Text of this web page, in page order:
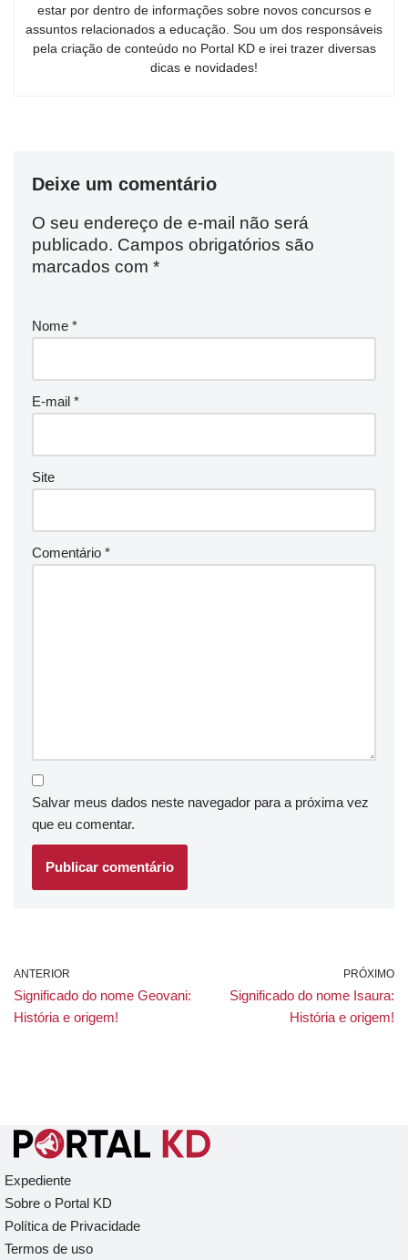
estar por dentro de informações sobre novos concursos e
assuntos relacionados a educação. Sou um dos responsáveis
pela criação de conteúdo no Portal KD e irei trazer diversas
dicas e novidades!
Deixe um comentário
O seu endereço de e-mail não será
publicado. Campos obrigatórios são
marcados com *
Nome *
E-mail *
Site
Comentário *
Salvar meus dados neste navegador para a próxima vez
que eu comentar.
ANTERIOR
Significado do nome Geovani:
História e origem!
PRÓXIMO
Significado do nome Isaura:
História e origem!
Expediente
Sobre o Portal KD
Política de Privacidade
Termos de uso